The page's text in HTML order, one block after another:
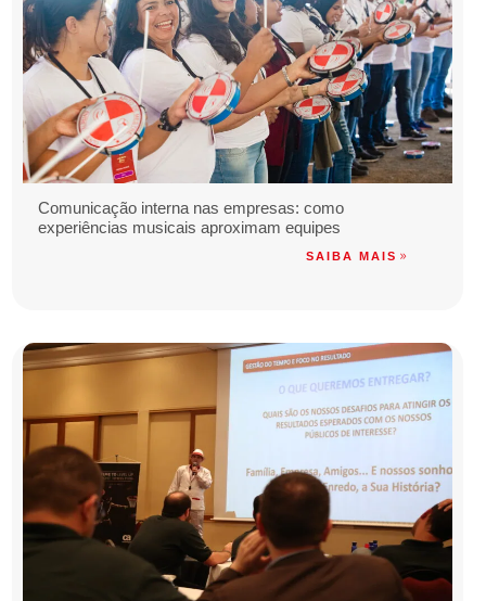
Comunicação interna nas empresas: como
experiências musicais aproximam equipes
SAIBA MAIS